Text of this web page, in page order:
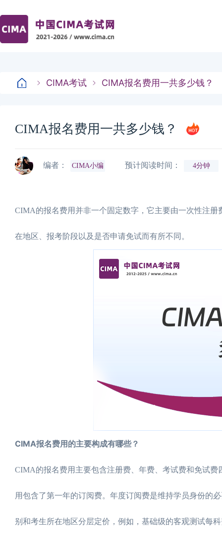
CIMA考试 CIMA报名费用一共多少钱？
CIMA报名费用一共多少钱？
编者： CIMA小编 预计阅读时间： 4分钟
CIMA的报名费用并非一个固定数字，它主要由一次性注
在地区、报考阶段以及是否申请免试而有所不同。
CIMA报名费用的主要构成有哪些？
CIMA的报名费用主要包含注册费、年费、考试费和免试
用包含了第一年的订阅费。年度订阅费是维持学员身份的
别和考生所在地区分层定价，例如，基础级的客观测试每